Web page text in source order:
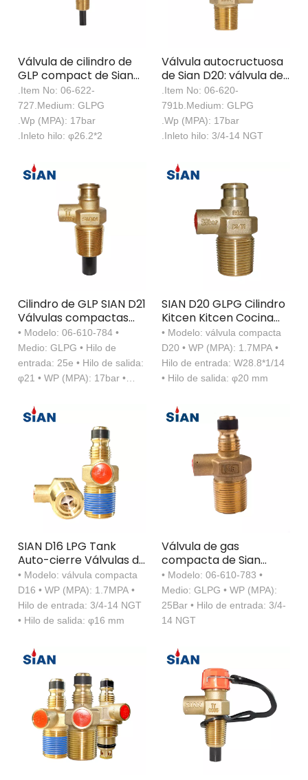
Válvula de cilindro de
GLP compact de Sian
D22-Control de gases
de ahorro de espacio,
seguro y eficiente
.Item No: 06-622-
727.Medium: GLPG
.Wp (MPA): 17bar
.Inleto hilo: φ26.2*2
Válvula autocructuosa
de Sian D20: válvula de
Cilindro de GLP de shut
auto-shut segura y
eficiente
.Item No: 06-620-
791b.Medium: GLPG
.Wp (MPA): 17bar
.Inleto hilo: 3/4-14 NGT
Cilindro de GLP SIAN D21
Válvulas compactas
autodenominadas 25e
Control de propano
Válvula
• Modelo: 06-610-784 •
Medio: GLPG • Hilo de
entrada: 25e • Hilo de salida:
φ21 • WP (MPA): 17bar •
21Bar
SIAN D20 GLPG Cilindro
Kitcen Kitcen Cocina
Tanque de propano
• Modelo: válvula compacta
D20 • WP (MPA): 1.7MPA •
Hilo de entrada: W28.8*1/14
• Hilo de salida: φ20 mm
SIAN D16 LPG Tank
Auto-cierre Válvulas de
cocina para Filipinas
para Filipinas
• Modelo: válvula compacta
D16 • WP (MPA): 1.7MPA •
Hilo de entrada: 3/4-14 NGT
• Hilo de salida: φ16 mm
Válvula de gas
compacta de Sian
Safety LPG D16 para
Filipinas
• Modelo: 06-610-783 •
Medio: GLPG • WP (MPA):
25Bar • Hilo de entrada: 3/4-
14 NGT